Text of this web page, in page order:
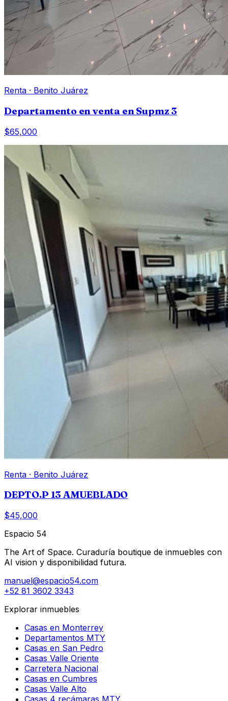
Renta · Benito Juárez
Departamento en venta en Supmz 3
$65,000
Renta · Benito Juárez
DEPTO.P 13 AMUEBLADO
$45,000
Espacio 54
The Art of Space. Curaduría boutique de inmuebles con
AI vision y disponibilidad futura.
manuel@espacio54.com
+52 81 3602 3343
Explorar inmuebles
Casas en Monterrey
Departamentos MTY
Casas en San Pedro
Casas Valle Oriente
Carretera Nacional
Casas en Cumbres
Casas Valle Alto